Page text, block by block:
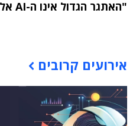
"האתגר הגדול אינו ה-AI אלא הטמעתה בארגון"
אירועים קרובים